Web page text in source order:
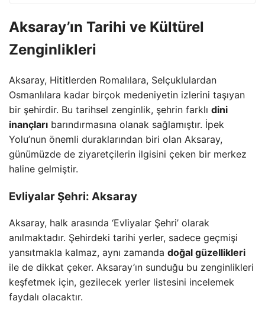
Aksaray’ın Tarihi ve Kültürel
Zenginlikleri
Aksaray, Hititlerden Romalılara, Selçuklulardan
Osmanlılara kadar birçok medeniyetin izlerini taşıyan
bir şehirdir. Bu tarihsel zenginlik, şehrin farklı dini
inançları barındırmasına olanak sağlamıştır. İpek
Yolu’nun önemli duraklarından biri olan Aksaray,
günümüzde de ziyaretçilerin ilgisini çeken bir merkez
haline gelmiştir.
Evliyalar Şehri: Aksaray
Aksaray, halk arasında ‘Evliyalar Şehri’ olarak
anılmaktadır. Şehirdeki tarihi yerler, sadece geçmişi
yansıtmakla kalmaz, aynı zamanda doğal güzellikleri
ile de dikkat çeker. Aksaray’ın sunduğu bu zenginlikleri
keşfetmek için, gezilecek yerler listesini incelemek
faydalı olacaktır.